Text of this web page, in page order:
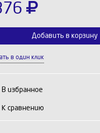
Добавить в корзину
в один клик
В избранное
К сравнению